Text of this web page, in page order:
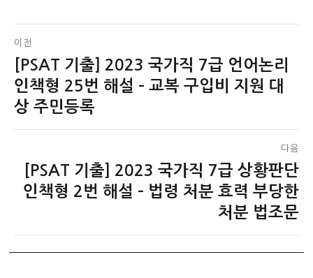
글
탐
색
이전
이
전
글:
[PSAT 기출] 2023 국가직 7급 언어논리
인책형 25번 해설 – 교복 구입비 지원 대
상 주민등록
다음
음
[PSAT 기출] 2023 국가직 7급 상황판단
인책형 2번 해설 – 법령 처분 효력 부당한
처분 법조문